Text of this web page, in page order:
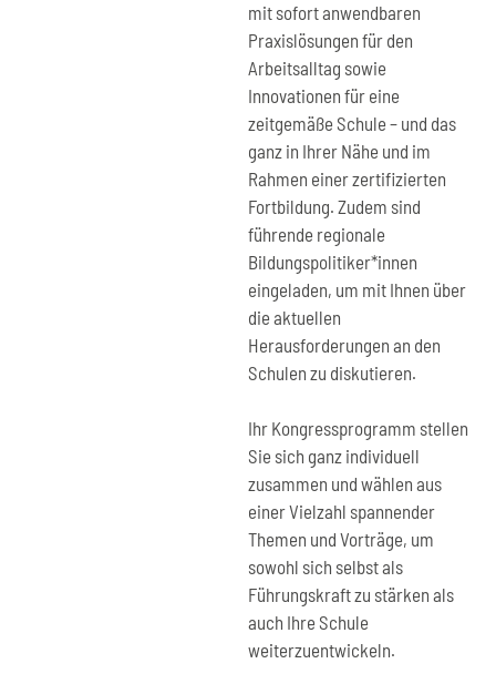
mit sofort anwendbaren
Praxislösungen für den
Arbeitsalltag sowie
Innovationen für eine
zeitgemäße Schule – und das
ganz in Ihrer Nähe und im
Rahmen einer zertifizierten
Fortbildung. Zudem sind
führende regionale
Bildungspolitiker*innen
eingeladen, um mit Ihnen über
die aktuellen
Herausforderungen an den
Schulen zu diskutieren.
Ihr Kongressprogramm stellen
Sie sich ganz individuell
zusammen und wählen aus
einer Vielzahl spannender
Themen und Vorträge, um
sowohl sich selbst als
Führungskraft zu stärken als
auch Ihre Schule
weiterzuentwickeln.